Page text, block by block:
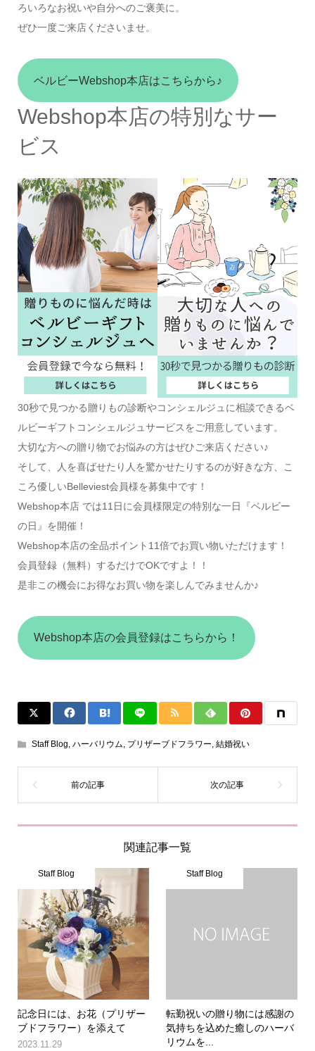
ろいろなお祝いや自分へのご褒美に。
ぜひ一度ご来店くださいませ。
ベルビーWebshop本店はこちらから♪
Webshop本店の特別なサー
ビス
30秒で見つかる贈りもの診断やコンシェルジュに相談できるベ
ルビーギフトコンシェルジュサービスをご用意しています。
大切な方への贈り物でお悩みの方はぜひご来店ください♪
そして、人を喜ばせたり人を驚かせたりするのが好きな方、こ
ころ優しいBelleviest会員様を募集中です！
Webshop本店 では11日に会員様限定の特別な一日『ベルビー
の日』を開催！
Webshop本店の全品ポイント11倍でお買い物いただけます！
会員登録（無料）するだけでOKですよ！！
是非この機会にお得なお買い物を楽しんでみませんか♪
Webshop本店の会員登録はこちらから！
Staff Blog, ハーバリウム, プリザーブドフラワー, 結婚祝い
関連記事一覧
Staff Blog
記念日には、お花（プリザー
ブドフラワー）を添えて
2023.11.29
Staff Blog
転勤祝いの贈り物には感謝の
気持ちを込めた癒しのハーバ
リウムを...